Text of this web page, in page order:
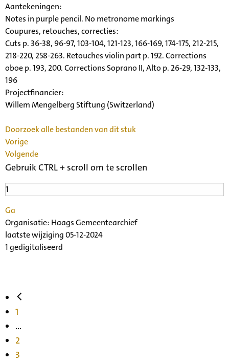
Aantekeningen:
Notes in purple pencil. No metronome markings
Coupures, retouches, correcties:
Cuts p. 36-38, 96-97, 103-104, 121-123, 166-169, 174-175, 212-215,
218-220, 258-263. Retouches violin part p. 192. Corrections
oboe p. 193, 200. Corrections Soprano II, Alto p. 26-29, 132-133,
196
Projectfinancier:
Willem Mengelberg Stiftung (Switzerland)
Doorzoek alle bestanden van dit stuk
Vorige
Volgende
Gebruik CTRL + scroll om te scrollen
Ga
Organisatie: Haags Gemeentearchief
laatste wijziging 05-12-2024
1 gedigitaliseerd
1
...
2
3